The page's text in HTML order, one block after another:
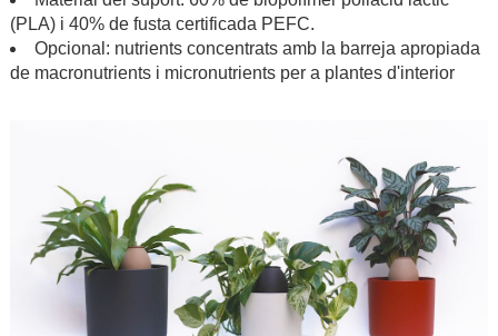
(PLA) i 40% de fusta certificada PEFC.
Opcional: nutrients concentrats amb la barreja apropiada
de macronutrients i micronutrients per a plantes d'interior